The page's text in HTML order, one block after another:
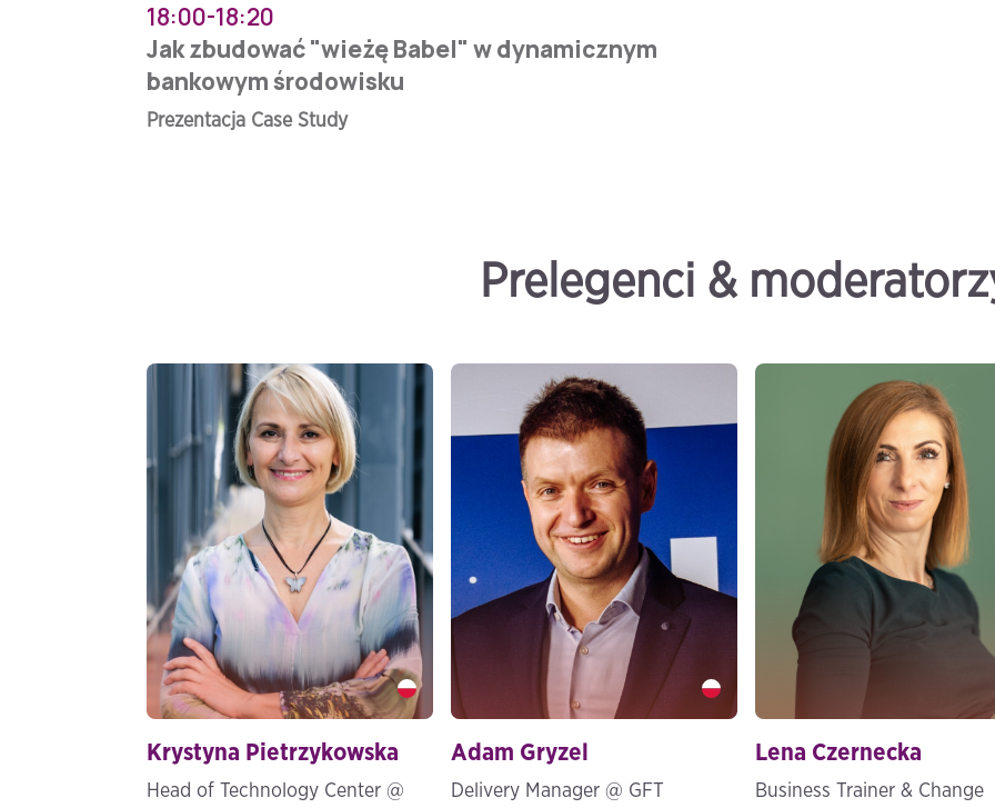
18:00-18:20
Jak zbudować "wieżę Babel" w dynamicznym
bankowym środowisku
Prezentacja Case Study
Prelegenci &
Krystyna Pietrzykowska
Head of Technology Center @
Adam Gryzel
Delivery Manager @ GFT
Lena Czernecka
Business Trainer & Change